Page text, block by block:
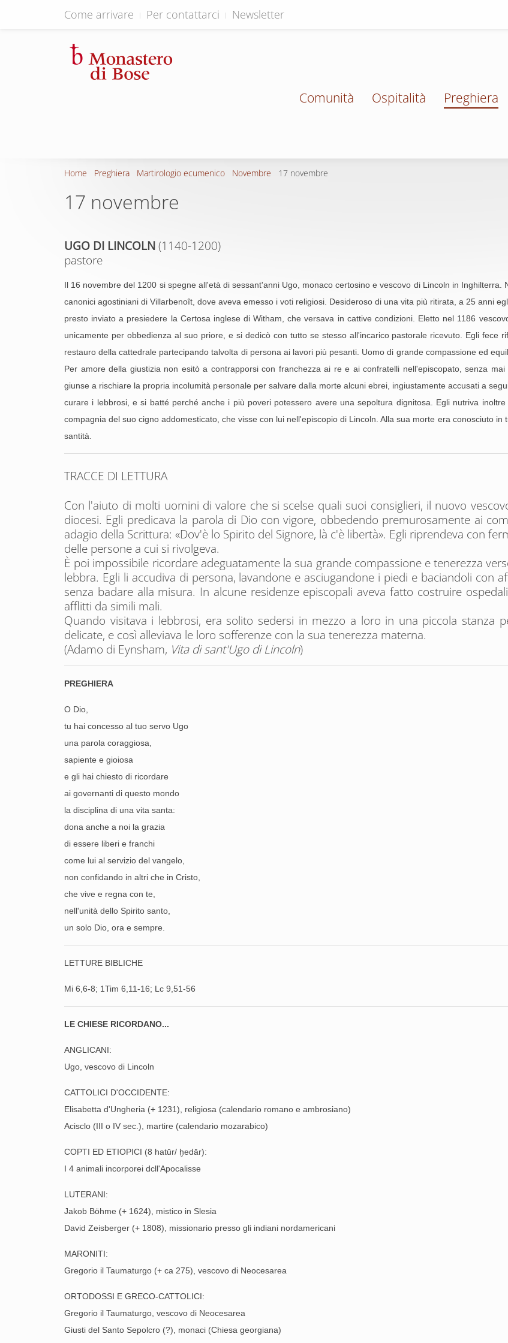
Come arrivare Per contattarci Newsletter
Comunità Ospitalità Preghiera
Home Preghiera Martirologio ecumenico Novembre 17 novembre
17 novembre
UGO DI LINCOLN(1140-1200)
pastore
Il 16 novembre del 1200 si spegne all'età di sessant'anni Ugo, monaco certosino e vescovo di Lincoln in
canonici agostiniani di Villarbenoît, dove aveva emesso i voti religiosi. Desideroso di una vita più ritirata, a 25 anni
presto inviato a presiedere la Certosa inglese di Witham, che versava in cattive condizioni. Eletto nel 1186
unicamente per obbedienza al suo priore, e si dedicò con tutto se stesso all'incarico pastorale ricevuto. Egli fece
restauro della cattedrale partecipando talvolta di persona ai lavori più pesanti. Uomo di grande compassione ed
Per amore della giustizia non esitò a contrapporsi con franchezza ai re e ai confratelli nell'episcopato, senza
giunse a rischiare la propria incolumità personale per salvare dalla morte alcuni ebrei, ingiustamente accusati a
curare i lebbrosi, e si batté perché anche i più poveri potessero avere una sepoltura dignitosa. Egli nutriva
compagnia del suo cigno addomesticato, che visse con lui nell'episcopio di Lincoln. Alla sua morte era conosciuto
santità.
TRACCE DI LETTURA
Con l'aiuto di molti uomini di valore che si scelse quali suoi consiglieri, il nuovo
diocesi. Egli predicava la parola di Dio con vigore, obbedendo premurosamente ai
adagio della Scrittura: «Dov'è lo Spirito del Signore, là c'è libertà». Egli riprendeva con
delle persone a cui si rivolgeva.
È poi impossibile ricordare adeguatamente la sua grande compassione e tenerezza
lebbra. Egli li accudiva di persona, lavandone e asciugandone i piedi e baciandoli con
senza badare alla misura. In alcune residenze episcopali aveva fatto costruire
afflitti da simili mali.
Quando visitava i lebbrosi, era solito sedersi in mezzo a loro in una piccola stanza
delicate, e così alleviava le loro sofferenze con la sua tenerezza materna.
(Adamo di Eynsham, Vita di sant'Ugo di Lincoln)
PREGHIERA
O Dio,
tu hai concesso al tuo servo Ugo
una parola coraggiosa,
sapiente e gioiosa
e gli hai chiesto di ricordare
ai governanti di questo mondo
la disciplina di una vita santa:
dona anche a noi la grazia
di essere liberi e franchi
come lui al servizio del vangelo,
non confidando in altri che in Cristo,
che vive e regna con te,
nell'unità dello Spirito santo,
un solo Dio, ora e sempre.
LETTURE BIBLICHE
Mi 6,6-8; 1Tim 6,11-16; Lc 9,51-56
LE CHIESE RICORDANO...
ANGLICANI:
Ugo, vescovo di Lincoln
CATTOLICI D'OCCIDENTE:
Elisabetta d'Ungheria (+ 1231), religiosa (calendario romano e ambrosiano)
Acisclo (III o IV sec.), martire (calendario mozarabico)
COPTI ED ETIOPICI (8 hatūr/ ḫedār):
I 4 animali incorporei dcll'Apocalisse
LUTERANI:
Jakob Böhme (+ 1624), mistico in Slesia
David Zeisberger (+ 1808), missionario presso gli indiani nordamericani
MARONITI:
Gregorio il Taumaturgo (+ ca 275), vescovo di Neocesarea
ORTODOSSI E GRECO-CATTOLICI:
Gregorio il Taumaturgo, vescovo di Neocesarea
Giusti del Santo Sepolcro (?), monaci (Chiesa georgiana)